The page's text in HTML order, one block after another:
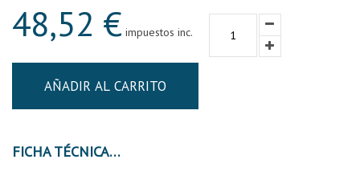
48,52 € impuestos inc.
AÑADIR AL CARRITO
FICHA TÉCNICA